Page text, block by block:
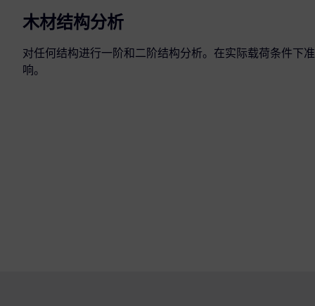
木材结构分析
对任何结构进行一阶和二阶结构分析。在实际载荷条件下
响。